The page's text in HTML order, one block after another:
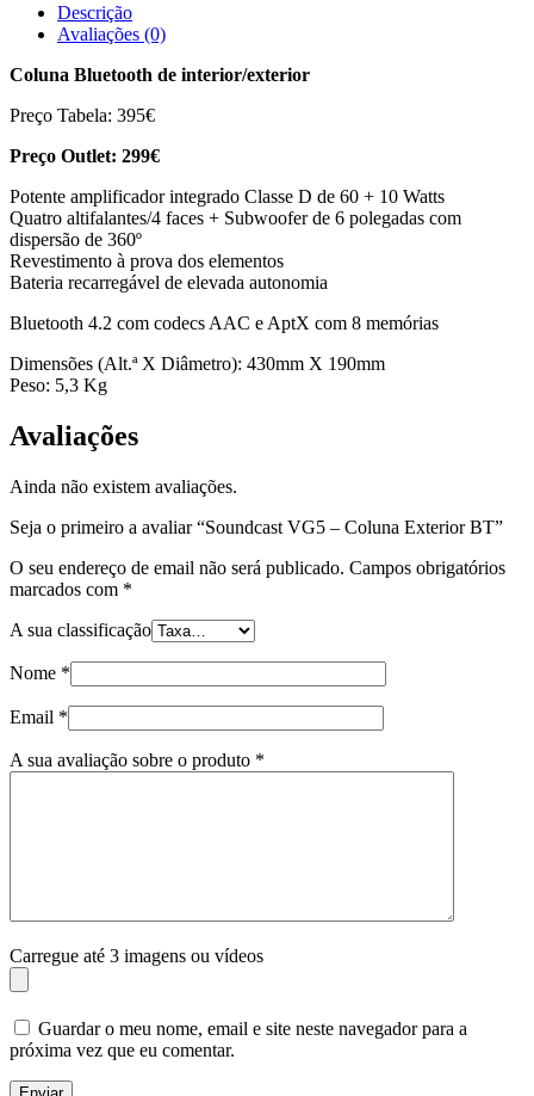
Descrição
Avaliações (0)
Coluna Bluetooth de interior/exterior
Preço Tabela: 395€
Preço Outlet: 299€
Potente amplificador integrado Classe D de 60 + 10 Watts
Quatro altifalantes/4 faces + Subwoofer de 6 polegadas com
dispersão de 360º
Revestimento à prova dos elementos
Bateria recarregável de elevada autonomia
Bluetooth 4.2 com codecs AAC e AptX com 8 memórias
Dimensões (Alt.ª X Diâmetro): 430mm X 190mm
Peso: 5,3 Kg
Avaliações
Ainda não existem avaliações.
Seja o primeiro a avaliar “Soundcast VG5 – Coluna Exterior BT”
O seu endereço de email não será publicado. Campos obrigatórios
marcados com *
A sua classificação
Nome *
Email *
A sua avaliação sobre o produto *
Carregue até 3 imagens ou vídeos
Guardar o meu nome, email e site neste navegador para a
próxima vez que eu comentar.